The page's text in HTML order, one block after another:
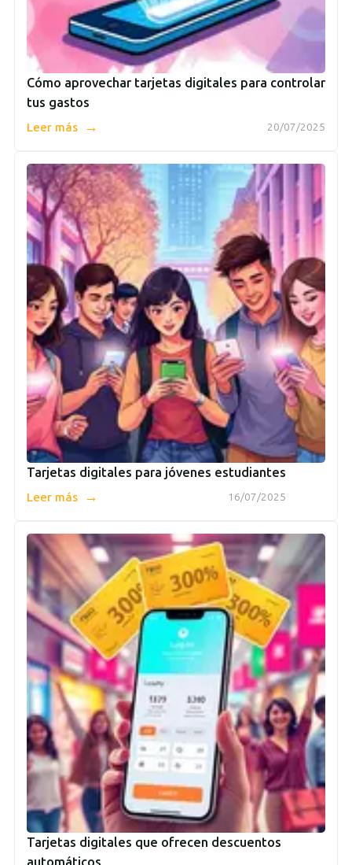
Cómo aprovechar tarjetas digitales para controlar
tus gastos
20/07/2025
Leer más →
Tarjetas digitales para jóvenes estudiantes
16/07/2025
Leer más →
Tarjetas digitales que ofrecen descuentos